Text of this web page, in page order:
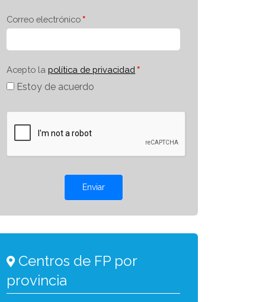
Correo electrónico
Acepto la política de privacidad
Estoy de acuerdo
Enviar
Centros de FP por
provincia